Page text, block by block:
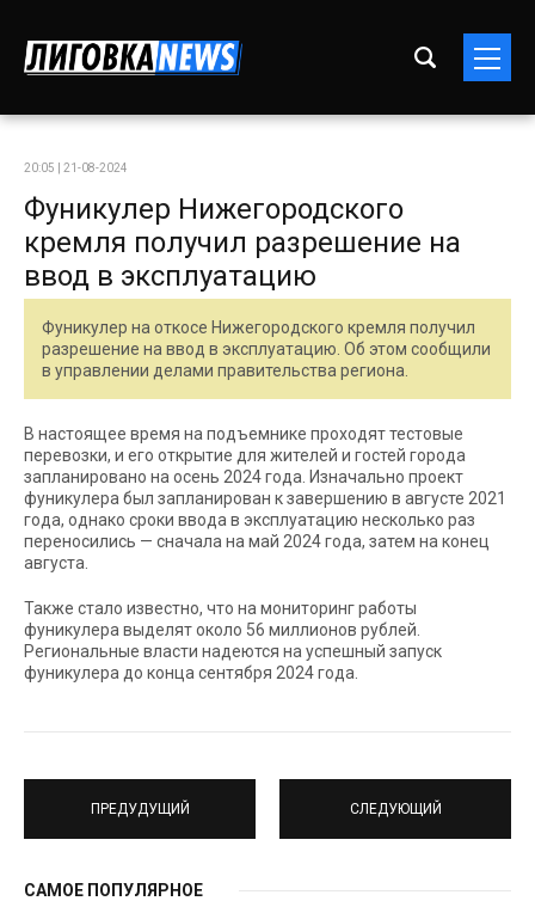
20:05 | 21-08-2024
Фуникулер Нижегородского
кремля получил разрешение на
ввод в эксплуатацию
Фуникулер на откосе Нижегородского кремля получил
разрешение на ввод в эксплуатацию. Об этом сообщили
в управлении делами правительства региона.
В настоящее время на подъемнике проходят тестовые
перевозки, и его открытие для жителей и гостей города
запланировано на осень 2024 года. Изначально проект
фуникулера был запланирован к завершению в августе 2021
года, однако сроки ввода в эксплуатацию несколько раз
переносились — сначала на май 2024 года, затем на конец
августа.
Также стало известно, что на мониторинг работы
фуникулера выделят около 56 миллионов рублей.
Региональные власти надеются на успешный запуск
фуникулера до конца сентября 2024 года.
ПРЕДУДУЩИЙ СЛЕДУЮЩИЙ
САМОЕ ПОПУЛЯРНОЕ